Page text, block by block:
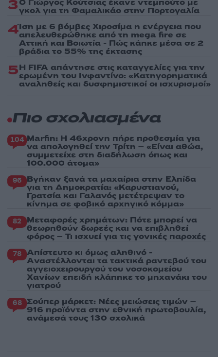
3Ο Γιώργος Κούτσιας έκανε ντεμπούτο με
γκολ για τη Φαμαλικάο στην Πορτογαλία
4Ίση με 6 βόμβες Χιροσίμα η ενέργεια που
απελευθερώθηκε από τη mega fire σε
Αττική και Βοιωτία - Πώς κάηκε μέσα σε 2
βράδια το 55% της έκτασης
5Η FIFA απάντησε στις καταγγελίες για την
ερωμένη του Ινφαντίνο: «Κατηγορηματικά
αναληθείς και δυσφημιστικοί οι ισχυρισμοί»
Πιο σχολιασμένα
104 Marfin: Η 46χρονη πήρε προθεσμία για
να απολογηθεί την Τρίτη – «Είναι αθώα,
συμμετείχε στη διαδήλωση όπως και
100.000 άτομα»
96 Βγήκαν ξανά τα μαχαίρια στην Ελπίδα
για τη Δημοκρατία: «Καρυστιανού,
Γρατσία και Γαλανός μετέτρεψαν το
κίνημα σε φοβικό αρχηγικό κόμμα»
82 Μεταφορές χρημάτων: Πότε μπορεί να
θεωρηθούν δωρεές και να επιβληθεί
φόρος – Τι ισχυεί για τις γονικές παροχές
78 Απίστευτο κι όμως αληθινό -
Aναστέλλονται τα τακτικά ραντεβού του
αγγειοχειρουργού του νοσοκομείου
Χανίων επειδή κλάπηκε το μηχανάκι του
γιατρού
68 Σούπερ μάρκετ: Νέες μειώσεις τιμών –
916 προϊόντα στην εθνική πρωτοβουλία,
ανάμεσά τους 130 σχολικά